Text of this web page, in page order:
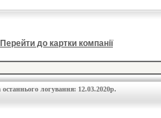
Перейти до картки компанії
останнього логування: 12.03.2020р.